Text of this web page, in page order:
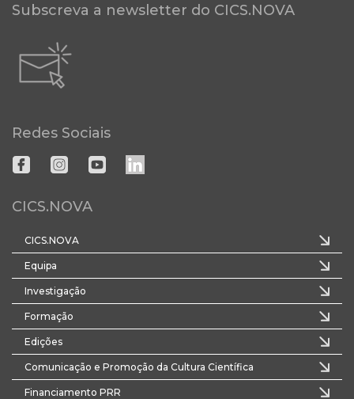
Subscreva a newsletter do CICS.NOVA
Redes Sociais
CICS.NOVA
CICS.NOVA
Equipa
Investigação
Formação
Edições
Comunicação e Promoção da Cultura Científica
Financiamento PRR